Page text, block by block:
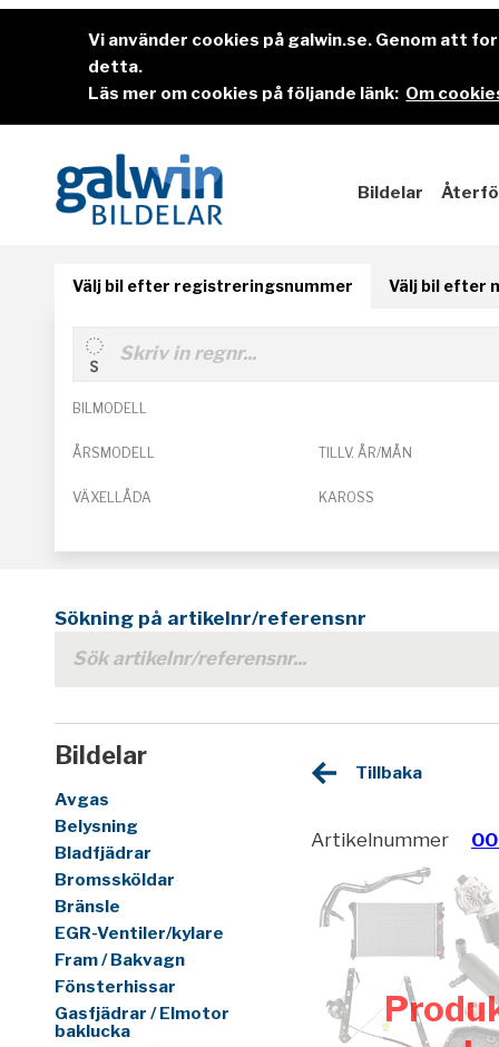
Vi använder cookies på galwin.se. Genom att
detta.
Läs mer om cookies på följande länk: Om
Bildelar
Välj bil efter registreringsnummer Välj bil efter
BILMODELL
ÅRSMODELL TILLV. ÅR/MÅN
VÄXELLÅDA KAROSS
Sökning på artikelnr/referensnr
Bildelar
Avgas
Belysning
Bladfjädrar
Bromssköldar
Bränsle
EGR-Ventiler/kylare
Fram / Bakvagn
Fönsterhissar
Gasfjädrar / Elmotor
baklucka
Tillbaka
Artikelnummer